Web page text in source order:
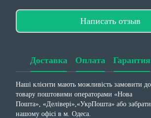
Написать отзыв
Доставка Оплата Гарантия
Наші клієнти мають можливість замовити
товару поштовими операторами «Нова
Пошта», «Делівері»,«УкрПошта» або
нашому офісі в м. Одеса.